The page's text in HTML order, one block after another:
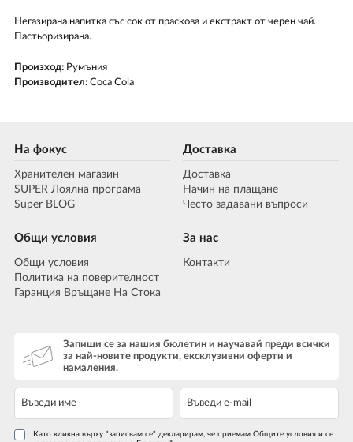
Негазирана напитка със сок от праскова и екстракт от черен чай.
Пастьоризирана.
Произход:Румъния
Производител:Coca Cola
На фокус
Хранителен магазин
SUPER Лоялна програма
Super BLOG
Доставка
Доставка
Начин на плащане
Често задавани въпроси
Общи условия
Общи условия
Политика на поверителност
Гаранция Връщане На Стока
За нас
Контакти
Запиши се за нашия бюлетин и научавай преди всички
за най-новите продукти, ексклузивни оферти и
намаления.
Като кликна върху "записвам се" декларирам, че приемам Общите условия и се